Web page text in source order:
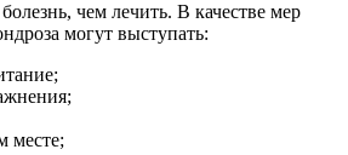
чем лечить. В качестве мер
могут выступать:
месте;